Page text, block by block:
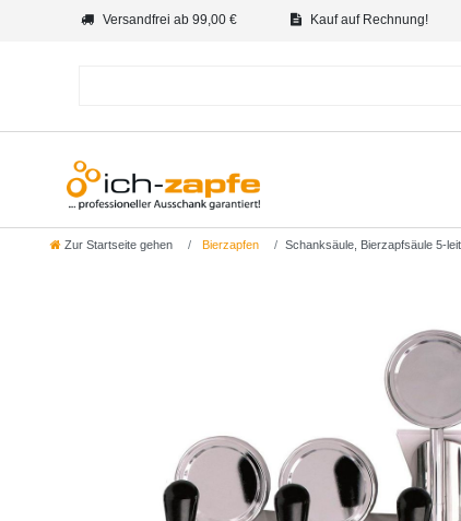
Versandfrei ab 99,00 € Kauf auf Rechnung!
Zur Startseite gehen Bierzapfen Schanksäule, Bierzapfsäule 5-